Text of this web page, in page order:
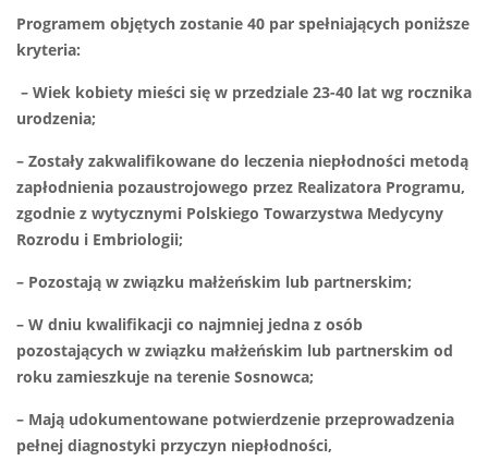
Programem objętych zostanie 40 par spełniających poniższe
kryteria:
– Wiek kobiety mieści się w przedziale 23-40 lat wg rocznika
urodzenia;
– Zostały zakwalifikowane do leczenia niepłodności metodą
zapłodnienia pozaustrojowego przez Realizatora Programu,
zgodnie z wytycznymi Polskiego Towarzystwa Medycyny
Rozrodu i Embriologii;
– Pozostają w związku małżeńskim lub partnerskim;
– W dniu kwalifikacji co najmniej jedna z osób
pozostających w związku małżeńskim lub partnerskim od
roku zamieszkuje na terenie Sosnowca;
– Mają udokumentowane potwierdzenie przeprowadzenia
pełnej diagnostyki przyczyn niepłodności,